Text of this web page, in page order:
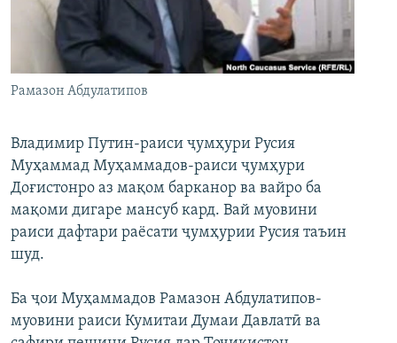
ГУЗОРИШҲОИ РАДИОӢ
Русский
Ҳамаи сомонаҳои RFE/RL
Рамазон Абдулатипов
Владимир Путин-раиси ҷумҳури Русия
Муҳаммад Муҳаммадов-раиси ҷумҳури
Доғистонро аз мақом барканор ва вайро ба
мақоми дигаре мансуб кард. Вай муовини
раиси дафтари раёсати ҷумҳурии Русия таъин
шуд.
Ба ҷои Муҳаммадов Рамазон Абдулатипов-
муовини раиси Кумитаи Думаи Давлатӣ ва